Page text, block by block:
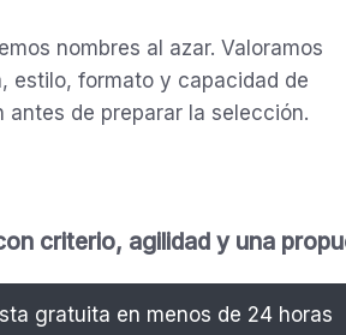
nombres al azar. Valoramos
estilo, formato y capacidad de
antes de preparar la selección.
criterio, agilidad y una
gratuita en menos de 24 horas